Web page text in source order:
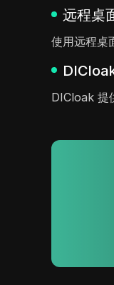
远程桌
使用远程桌
DICloak 提